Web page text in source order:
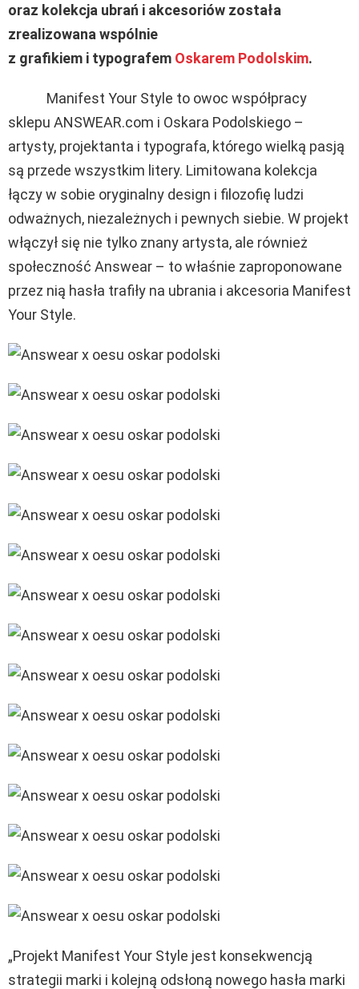
oraz kolekcja ubrań i akcesoriów została
zrealizowana wspólnie
z grafikiem i typografem Oskarem Podolskim.
Manifest Your Style to owoc współpracy
sklepu ANSWEAR.com i Oskara Podolskiego –
artysty, projektanta i typografa, którego wielką pasją
są przede wszystkim litery. Limitowana kolekcja
łączy w sobie oryginalny design i filozofię ludzi
odważnych, niezależnych i pewnych siebie. W projekt
włączył się nie tylko znany artysta, ale również
społeczność Answear – to właśnie zaproponowane
przez nią hasła trafiły na ubrania i akcesoria Manifest
Your Style.
„Projekt Manifest Your Style jest konsekwencją
strategii marki i kolejną odsłoną nowego hasła marki